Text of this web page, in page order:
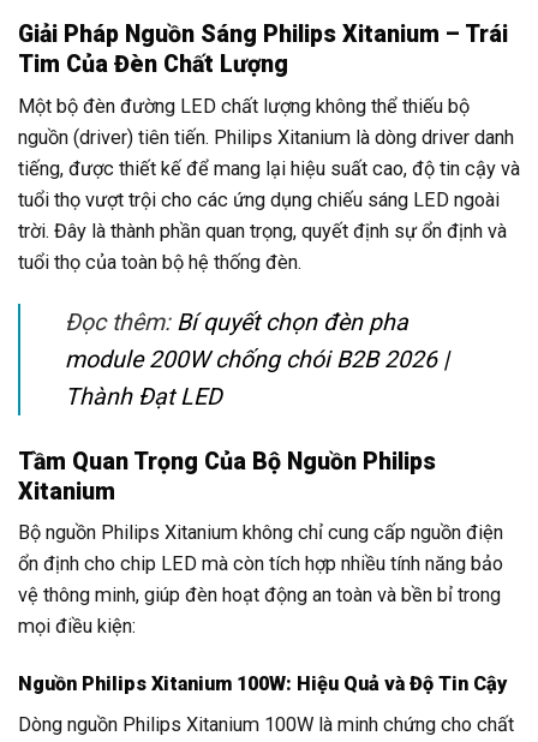
Giải Pháp Nguồn Sáng Philips Xitanium – Trái
Tim Của Đèn Chất Lượng
Một bộ đèn đường LED chất lượng không thể thiếu bộ
nguồn (driver) tiên tiến. Philips Xitanium là dòng driver danh
tiếng, được thiết kế để mang lại hiệu suất cao, độ tin cậy và
tuổi thọ vượt trội cho các ứng dụng chiếu sáng LED ngoài
trời. Đây là thành phần quan trọng, quyết định sự ổn định và
tuổi thọ của toàn bộ hệ thống đèn.
Đọc thêm: Bí quyết chọn đèn pha
module 200W chống chói B2B 2026 |
Thành Đạt LED
Tầm Quan Trọng Của Bộ Nguồn Philips
Xitanium
Bộ nguồn Philips Xitanium không chỉ cung cấp nguồn điện
ổn định cho chip LED mà còn tích hợp nhiều tính năng bảo
vệ thông minh, giúp đèn hoạt động an toàn và bền bỉ trong
mọi điều kiện:
Nguồn Philips Xitanium 100W: Hiệu Quả và Độ Tin Cậy
Dòng nguồn Philips Xitanium 100W là minh chứng cho chất